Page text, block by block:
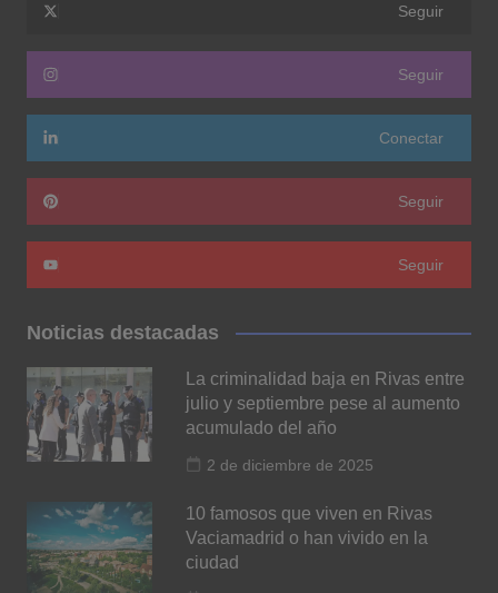
Seguir
Seguir
Conectar
Seguir
Seguir
Noticias destacadas
La criminalidad baja en Rivas entre
julio y septiembre pese al aumento
acumulado del año
2 de diciembre de 2025
10 famosos que viven en Rivas
Vaciamadrid o han vivido en la
ciudad